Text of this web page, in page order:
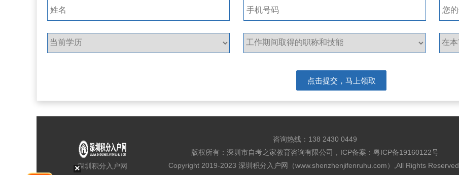
深圳积分入户网
咨询热线： 138 2430 0449
版权所有：深圳市自考之家教育咨询有限公司，ICP备案： 粤ICP备19160122号
Copyright 2019-2023 深圳积分入户网（www.shenzhenjifenruhu.com）
,All Rights Reserved.
×